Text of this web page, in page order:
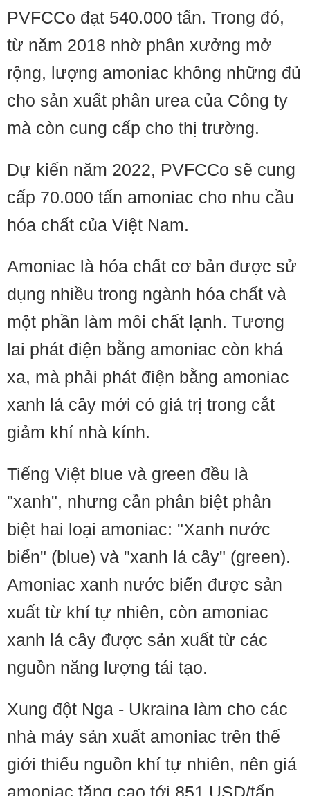
PVFCCo đạt 540.000 tấn. Trong đó,
từ năm 2018 nhờ phân xưởng mở
rộng, lượng amoniac không những đủ
cho sản xuất phân urea của Công ty
mà còn cung cấp cho thị trường.
Dự kiến năm 2022, PVFCCo sẽ cung
cấp 70.000 tấn amoniac cho nhu cầu
hóa chất của Việt Nam.
Amoniac là hóa chất cơ bản được sử
dụng nhiều trong ngành hóa chất và
một phần làm môi chất lạnh. Tương
lai phát điện bằng amoniac còn khá
xa, mà phải phát điện bằng amoniac
xanh lá cây mới có giá trị trong cắt
giảm khí nhà kính.
Tiếng Việt blue và green đều là
"xanh", nhưng cần phân biệt phân
biệt hai loại amoniac: "Xanh nước
biển" (blue) và "xanh lá cây" (green).
Amoniac xanh nước biển được sản
xuất từ khí tự nhiên, còn amoniac
xanh lá cây được sản xuất từ các
nguồn năng lượng tái tạo.
Xung đột Nga - Ukraina làm cho các
nhà máy sản xuất amoniac trên thế
giới thiếu nguồn khí tự nhiên, nên giá
amoniac tăng cao tới 851 USD/tấn